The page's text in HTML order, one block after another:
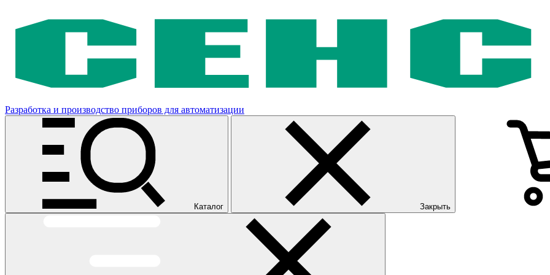
Разработка и производство приборов для автоматизации
Каталог Закрыть